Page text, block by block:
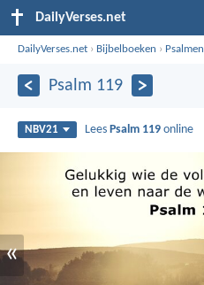
DailyVerses.net
DailyVerses.net › Bijbelboeken › Psalmen
Psalm 119
NBV21 Lees Psalm 119 online
«